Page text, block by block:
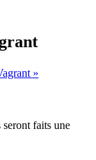
»
faits une